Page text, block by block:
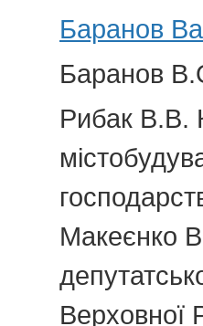
Баранов
Баранов
Рибак В.В.
Макеєнко
Верховної